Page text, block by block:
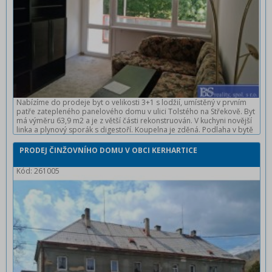
Nabízíme do prodeje byt o velikosti 3+1 s lodžií, umístěný v prvním
patře zatepleného panelového domu v ulici Tolstého na Střekově. Byt
má výměru 63,9 m2 a je z větší části rekonstruován. V kuchyni novější
linka a plynový sporák s digestoří. Koupelna je zděná. Podlaha v bytě
žaluziemi. K bytu náleží komora. Dům je zateplený. Volný ihned. Více
informací v RK.
PRODEJ ČINŽOVNÍHO DOMU V OBCI KERHARTICE
Kód: 261005